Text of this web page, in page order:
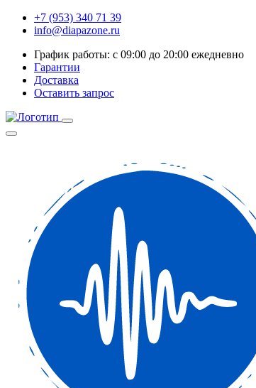
+7 (953) 340 71 39
info@diapazone.ru
График работы: с 09:00 до 20:00 ежедневно
Гарантии
Доставка
Оставить запрос